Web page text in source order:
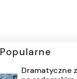
Popularne
Dramatyczne